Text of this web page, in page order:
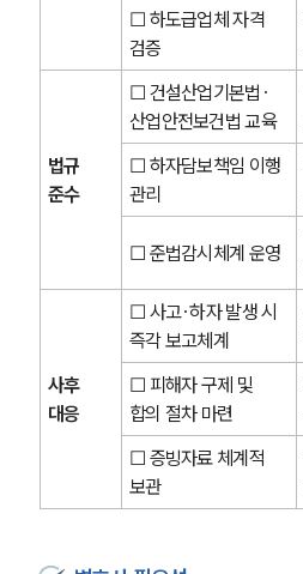
☐ 하도급업체 자격
검증
법규
준수
☐ 건설산업기본법·
산업안전보건법 교육
☐ 하자담보책임 이행
관리
☐ 준법감시체계 운영
사후
대응
☐ 사고·하자 발생 시
즉각 보고체계
☐ 피해자 구제 및
합의 절차 마련
☐ 증빙자료 체계적
보관